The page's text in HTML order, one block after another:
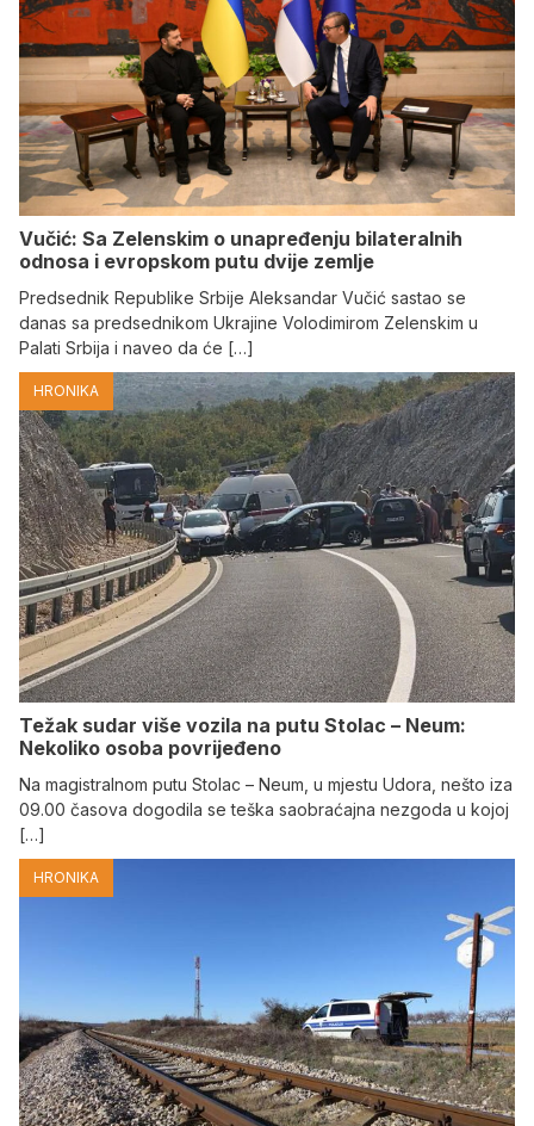
Vučić: Sa Zelenskim o unapređenju bilateralnih
odnosa i evropskom putu dvije zemlje
Predsednik Republike Srbije Aleksandar Vučić sastao se
danas sa predsednikom Ukrajine Volodimirom Zelenskim u
Palati Srbija i naveo da će […]
HRONIKA
Težak sudar više vozila na putu Stolac – Neum:
Nekoliko osoba povrijeđeno
Na magistralnom putu Stolac – Neum, u mjestu Udora, nešto iza
09.00 časova dogodila se teška saobraćajna nezgoda u kojoj
[…]
HRONIKA